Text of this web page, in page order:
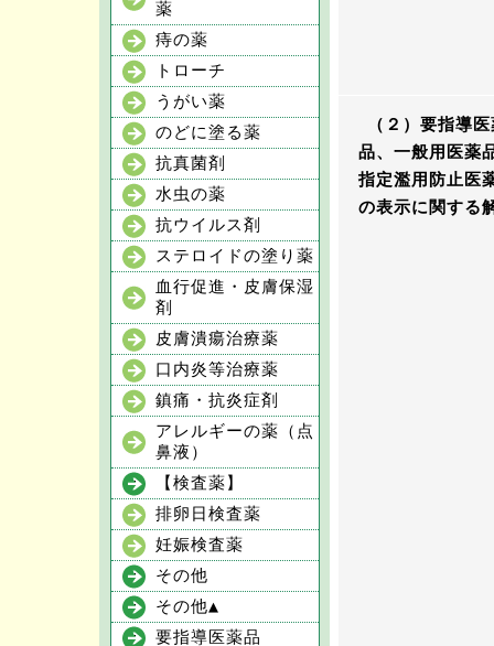
薬
痔の薬
トローチ
うがい薬
のどに塗る薬
抗真菌剤
水虫の薬
抗ウイルス剤
ステロイドの塗り薬
血行促進・皮膚保湿
剤
皮膚潰瘍治療薬
口内炎等治療薬
鎮痛・抗炎症剤
アレルギーの薬（点
鼻液）
【検査薬】
排卵日検査薬
妊娠検査薬
その他
その他▲
要指導医薬品
（２）要指導
品、一般用医薬
指定濫用防止医
の表示に関する